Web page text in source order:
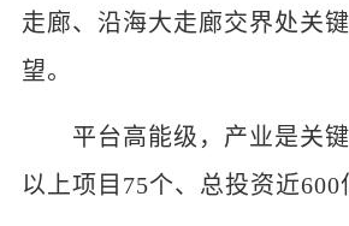
走廊、沿海大走廊交界处关
望。
平台高能级，产业是关键
以上项目75个、总投资近600